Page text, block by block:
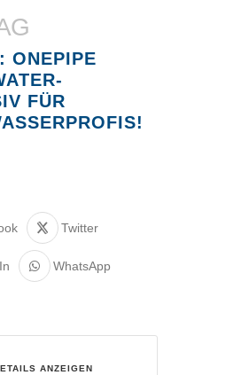
ONEPIPE
FÜR
Twitter
WhatsApp
ANZEIGEN